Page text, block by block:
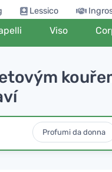
Lessico
Viso
Profumi da donna